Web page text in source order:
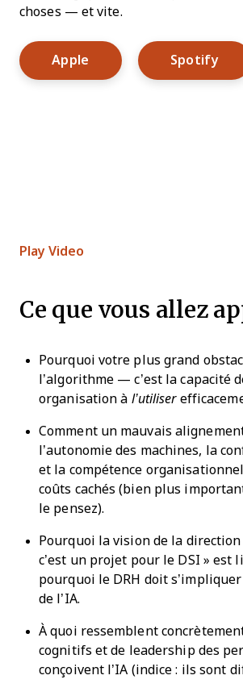
choses — et vite.
Apple Opens New Window
Spotify
Play Video
Ce que vous allez
Pourquoi votre plus grand
l’algorithme — c’est la capacité
organisation à l’utiliser
Comment un mauvais
l’autonomie des machines, la
et la compétence
coûts cachés (bien plus
le pensez).
Pourquoi la vision de la
c’est un projet pour le DSI »
pourquoi le DRH doit
de l’IA.
À quoi ressemblent
cognitifs et de leadership des
conçoivent l’IA (indice : ils sont